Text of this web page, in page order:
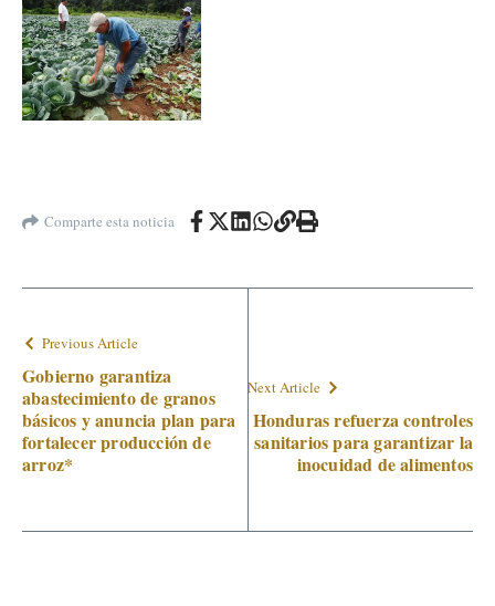
Comparte esta noticia
Previous Article
Gobierno garantiza
abastecimiento de granos
básicos y anuncia plan para
fortalecer producción de
arroz*
Next Article
Honduras refuerza controles
sanitarios para garantizar la
inocuidad de alimentos